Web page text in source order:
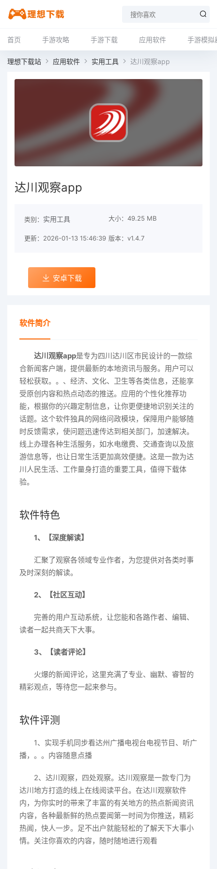
首页 手游攻略 手游下载 应用软件 手游模拟
理想下载站 应用软件 实用工具 达川观察app
达川观察app
类别： 实用工具 大小：49.25 MB
更新：2026-01-13 15:46:39 版本：v1.4.7
安卓下载
软件简介
达川观察app是专为四川达川区市民设计的一款综
合新闻客户端，提供最新的本地资讯与服务。用户可以
轻松获取。。、经济、文化、卫生等各类信息，还能享
受原创内容和热点动态的推送。应用的个性化推荐功
能，根据你的兴趣定制信息，让你更便捷地识别关注的
话题。这个软件独具的网络问政模块，保障用户能够随
时反馈需求，使问题迅速传达到相关部门，加速解决。
线上办理各种生活服务，如水电缴费、交通查询以及旅
游信息等，也让日常生活更加高效便捷。这是一款为达
川人民生活、工作量身打造的重要工具，值得下载体
验。
软件特色
1、【深度解读】
汇聚了观察各领域专业作者，为您提供对各类时事
及时深刻的解读。
2、【社区互动】
完善的用户互动系统，让您能和各路作者、编辑、
读者一起共商天下大事。
3、【读者评论】
火爆的新闻评论，这里充满了专业、幽默、睿智的
精彩观点，等待您一起来参与。
软件评测
1、实现手机同步看达州广播电视台电视节目、听广
播，。。内容随意点播
2、达川观察，四处观察。达川观察是一款专门为
达川地方打造的线上在线阅读平台。在达川观察软件
内，为你实时的带来了丰富的有关地方的热点新闻资讯
内容，各种最新鲜的热点要闻第一时间为你推送，精彩
热闻，快人一步。足不出户就能轻松的了解天下大事小
情。关注你喜欢的内容，随时随地进行观看